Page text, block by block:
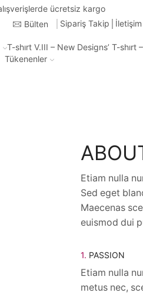
Bülten Sipariş Takip İletişim
T-shırt V.III – New Designs’ T-shırt
Tükenenler
Etiam nulla
Sed eget
Maecenas
euismod dui
1. PASSION
Etiam nulla
metus nec,